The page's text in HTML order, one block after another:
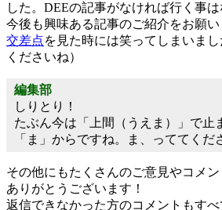
した。DEEの記事がなければ行く事は
今後も興味ある記事のご紹介をお願い
交差点を見た時には笑ってしまいま
くださいね）
編集部
しりとり！
たぶん今は「上間（うえま）」で止
「ま」からですね。ま、っててくだ
その他にもたくさんのご意見やコメン
ありがとうございます！
返信できなかった方のコメントもす